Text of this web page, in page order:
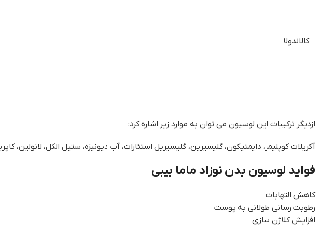
کالاندولا
ازدیگر ترکیبات این لوسیون می توان به موارد زیر اشاره کرد:
آکریلات کوپلیمر، دایمتیکون، گلیسیرین، گلیسیریل استئارات، آب دیونیزه، ستیل الکل، لانولین،
فواید لوسیون بدن نوزاد ماما بیبی
کاهش التهابات
رطوبت رسانی طولانی به پوست
افزایش کلاژن سازی